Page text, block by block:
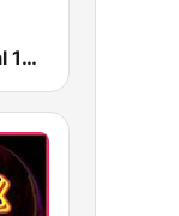
Stereo Cristal 101.1 FM